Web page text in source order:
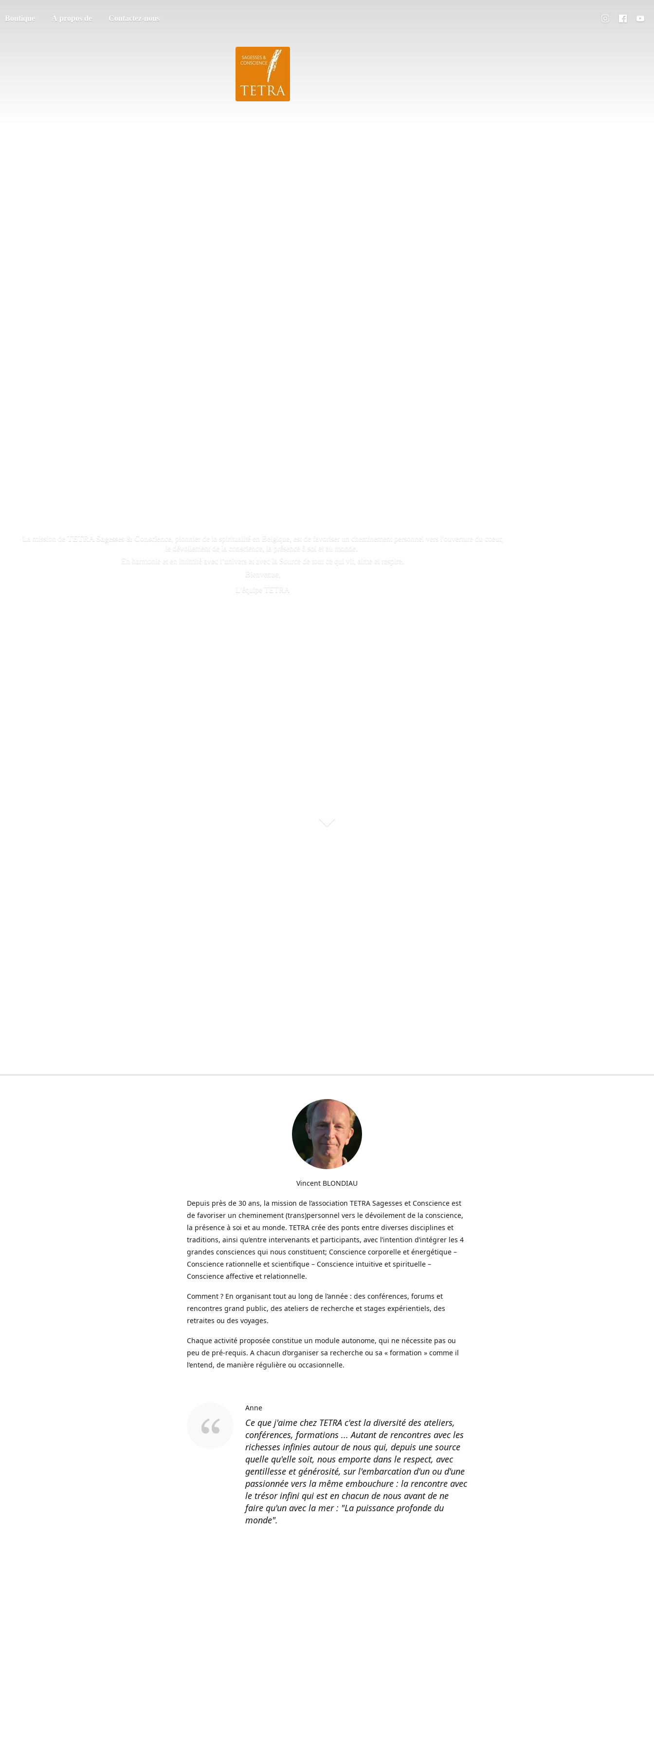
Boutique À propos de Contactez-nous
La mission de TETRA Sagesses & Conscience, pionnier de la spiritualité en Belgique, est de favoriser un cheminement personnel vers l'ouverture du coeur,
le dévoilement de la conscience, la présence à soi et au monde.
En harmonie et en intimité avec l’univers et avec la Source de tout ce qui vit, aime et respire.
Bienvenue,
L'é quipe TETRA
Vincent BLONDIAU
Depuis près de 30 ans, la mission de l’association TETRA Sagesses et Conscience est
de favoriser un cheminement (trans)personnel vers le dévoilement de la conscience,
la présence à soi et au monde. TETRA crée des ponts entre diverses disciplines et
traditions, ainsi qu’entre intervenants et participants, avec l’intention d’intégrer les 4
grandes consciences qui nous constituent; Conscience corporelle et énergétique –
Conscience rationnelle et scientifique – Conscience intuitive et spirituelle –
Conscience affective et relationnelle.
Comment ? En organisant tout au long de l’année : des conférences, forums et
rencontres grand public, des ateliers de recherche et stages expérientiels, des
retraites ou des voyages.
Chaque activité proposée constitue un module autonome, qui ne nécessite pas ou
peu de pré-requis. A chacun d’organiser sa recherche ou sa « formation » comme il
l’entend, de manière régulière ou occasionnelle.
Ce que j'aime chez TETRA c'est la diversité des ateliers,
conférences, formations ... Autant de rencontres avec les
richesses infinies autour de nous qui, depuis une source
quelle qu'elle soit, nous emporte dans le respect, avec
gentillesse et générosité, sur l'embarcation d'un ou d'une
passionnée vers la même embouchure : la rencontre avec
le trésor infini qui est en chacun de nous avant de ne
faire qu'un avec la mer : "La puissance profonde du
monde".
Anne